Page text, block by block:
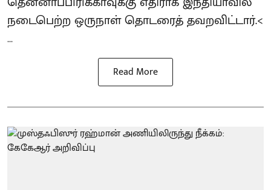
நடைபெற்ற ஒருநாள் தொடரைத் தவறவிட்டார்.<
...
Read More